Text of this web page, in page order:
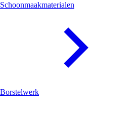
Schoonmaakmaterialen
Borstelwerk